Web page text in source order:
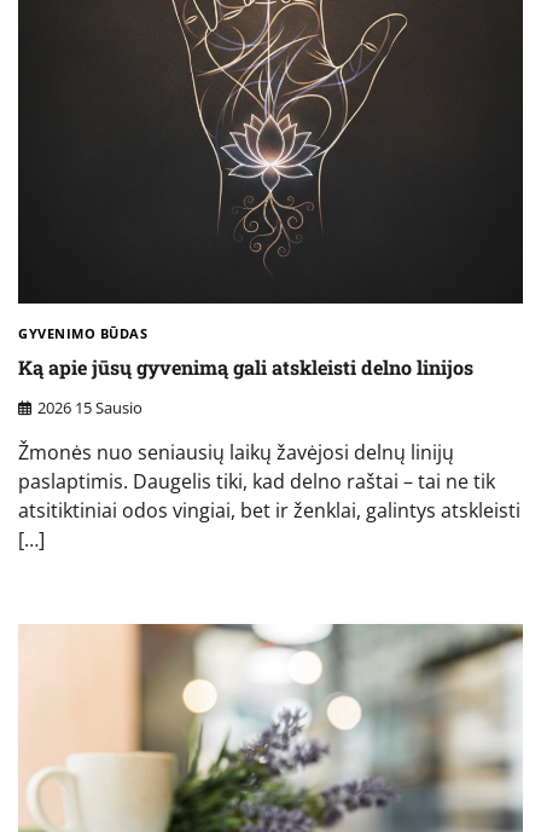
GYVENIMO BŪDAS
Ką apie jūsų gyvenimą gali atskleisti delno linijos
2026 15 Sausio
Žmonės nuo seniausių laikų žavėjosi delnų linijų
paslaptimis. Daugelis tiki, kad delno raštai – tai ne tik
atsitiktiniai odos vingiai, bet ir ženklai, galintys atskleisti
[…]